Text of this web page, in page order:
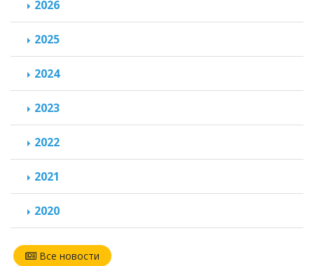
2026
2025
2024
2023
2022
2021
2020
Все новости